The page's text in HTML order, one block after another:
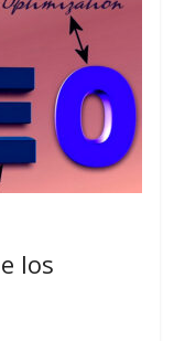
los